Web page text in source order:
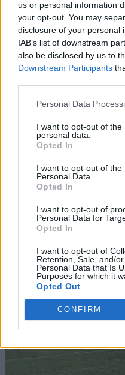
us or personal information
your opt-out. You may
disclosure of your personal
IAB’s list of downstream
also be disclosed by us to
Downstream Participants
Personal Data
I want to opt-out of the
personal data.
Opted In
I want to opt-out of the
Personal Data.
Opted In
I want to opt-out of
Personal Data for
Opted In
I want to opt-out of
Retention, Sale, and/
Personal Data that Is
Purposes for which it
Opted Out
CONFIRM